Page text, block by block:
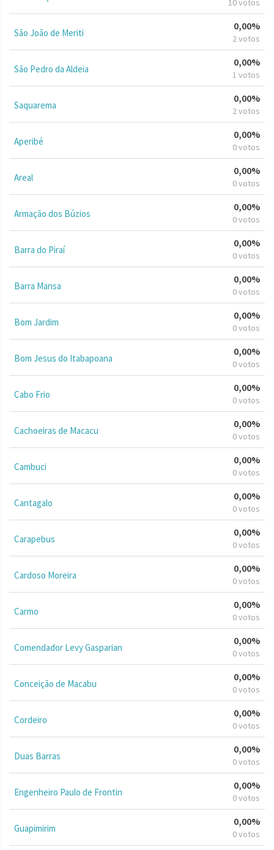
São João de Meriti
0,00%
2 votos
São Pedro da Aldeia
0,00%
1 votos
Saquarema
0,00%
2 votos
Aperibé
0,00%
0 votos
Areal
0,00%
0 votos
Armação dos Búzios
0,00%
0 votos
Barra do Piraí
0,00%
0 votos
Barra Mansa
0,00%
0 votos
Bom Jardim
0,00%
0 votos
Bom Jesus do Itabapoana
0,00%
0 votos
Cabo Frio
0,00%
0 votos
Cachoeiras de Macacu
0,00%
0 votos
Cambuci
0,00%
0 votos
Cantagalo
0,00%
0 votos
Carapebus
0,00%
0 votos
Cardoso Moreira
0,00%
0 votos
Carmo
0,00%
0 votos
Comendador Levy Gasparian
0,00%
0 votos
Conceição de Macabu
0,00%
0 votos
Cordeiro
0,00%
0 votos
Duas Barras
0,00%
0 votos
Engenheiro Paulo de Frontin
0,00%
0 votos
Guapimirim
0,00%
0 votos